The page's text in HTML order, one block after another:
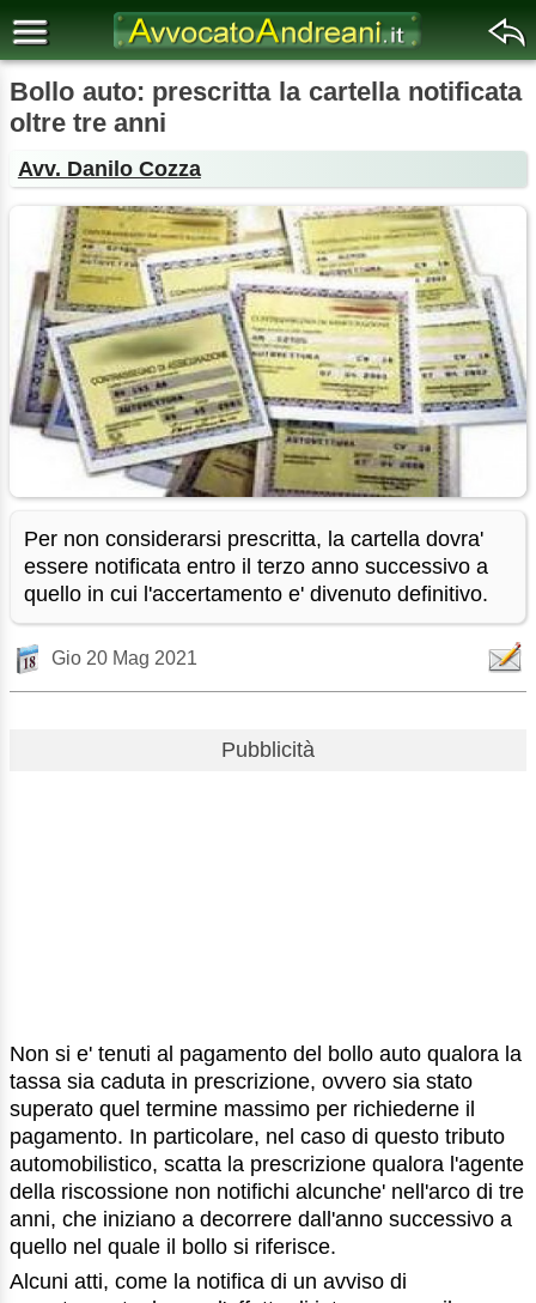
Bollo auto: prescritta la cartella notificata
oltre tre anni
Avv. Danilo Cozza
Per non considerarsi prescritta, la cartella dovra'
essere notificata entro il terzo anno successivo a
quello in cui l'accertamento e' divenuto definitivo.
Gio 20 Mag 2021
Pubblicità
Non si e' tenuti al pagamento del bollo auto qualora la
tassa sia caduta in prescrizione, ovvero sia stato
superato quel termine massimo per richiederne il
pagamento. In particolare, nel caso di questo tributo
automobilistico, scatta la prescrizione qualora l'agente
della riscossione non notifichi alcunche' nell'arco di tre
anni, che iniziano a decorrere dall'anno successivo a
quello nel quale il bollo si riferisce.
Alcuni atti, come la notifica di un avviso di